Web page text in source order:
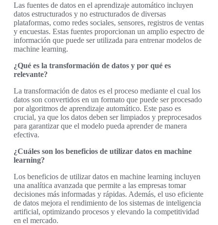
Las fuentes de datos en el aprendizaje automático incluyen
datos estructurados y no estructurados de diversas
plataformas, como redes sociales, sensores, registros de ventas
y encuestas. Estas fuentes proporcionan un amplio espectro de
información que puede ser utilizada para entrenar modelos de
machine learning.
¿Qué es la transformación de datos y por qué es
relevante?
La transformación de datos es el proceso mediante el cual los
datos son convertidos en un formato que puede ser procesado
por algoritmos de aprendizaje automático. Este paso es
crucial, ya que los datos deben ser limpiados y preprocesados
para garantizar que el modelo pueda aprender de manera
efectiva.
¿Cuáles son los beneficios de utilizar datos en machine
learning?
Los beneficios de utilizar datos en machine learning incluyen
una analítica avanzada que permite a las empresas tomar
decisiones más informadas y rápidas. Además, el uso eficiente
de datos mejora el rendimiento de los sistemas de inteligencia
artificial, optimizando procesos y elevando la competitividad
en el mercado.